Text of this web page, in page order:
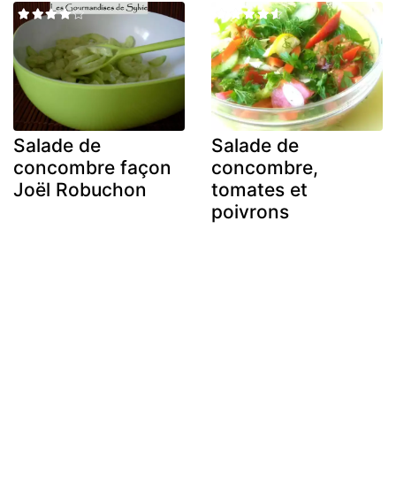
Salade de
concombre façon
Joël Robuchon
Salade de
concombre,
tomates et
poivrons